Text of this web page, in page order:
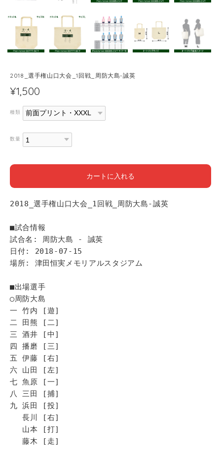
2018_選手権山口大会_1回戦_周防大島-誠英
¥1,500
種類
数量
カートに入れる
2018_選手権山口大会_1回戦_周防大島-誠英
■試合情報
試合名: 周防大島 - 誠英
日付: 2018-07-15
場所: 津田恒実メモリアルスタジアム
■出場選手
◯周防大島
一 竹内 [遊]
二 田熊 [二]
三 酒井 [中]
四 播磨 [三]
五 伊藤 [右]
六 山田 [左]
七 魚原 [一]
八 三田 [捕]
九 浜田 [投]
長川 [右]
山本 [打]
藤木 [走]